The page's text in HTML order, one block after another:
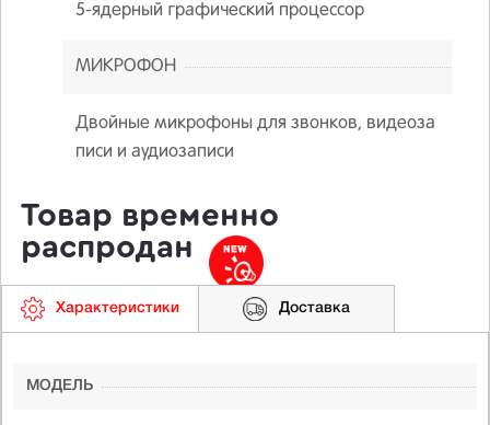
Товар временно
распродан
5-ядерный графический процессор
МИКРОФОН
Двойные микрофоны для звонков, видеоза
писи и аудиозаписи
Характеристики Доставка
МОДЕЛЬ